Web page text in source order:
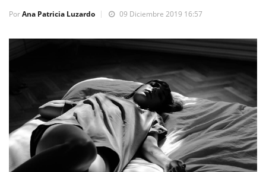
PorAna Patricia Luzardo 09 Diciembre 2019 16:57